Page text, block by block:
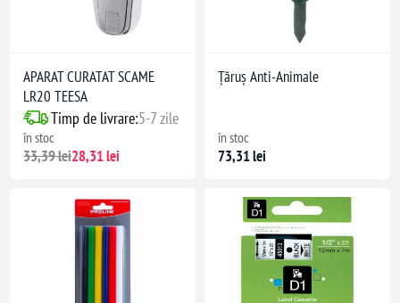
APARAT CURATAT SCAME
LR20 TEESA
Timp de livrare:5-7 zile
în stoc
33,39 lei28,31 lei
Țăruș Anti-Animale
în stoc
73,31 lei